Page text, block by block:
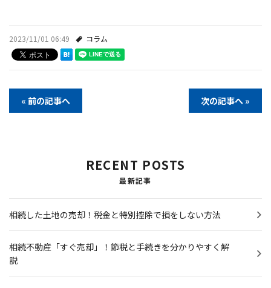
2023/11/01 06:49 コラム
« 前の記事へ 次の記事へ »
RECENT POSTS
最新記事
相続した土地の売却！税金と特別控除で損をしない方法
相続不動産「すぐ売却」！節税と手続きを分かりやすく解
説